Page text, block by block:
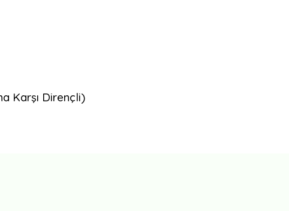
Karşı Dirençli)